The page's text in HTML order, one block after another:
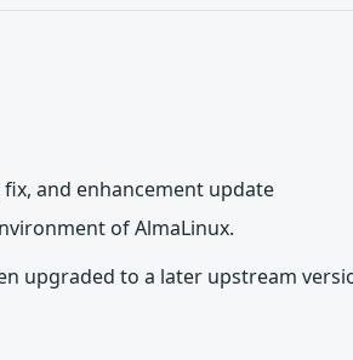
and enhancement update
of AlmaLinux.
upgraded to a later upstream